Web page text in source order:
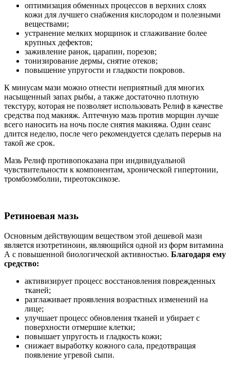
оптимизация обменных процессов в верхних слоях
кожи для лучшего снабжения кислородом и полезными
веществами;
устранение мелких морщинок и сглаживание более
крупных дефектов;
заживление ранок, царапин, порезов;
тонизирование дермы, снятие отеков;
повышение упругости и гладкости покровов.
К минусам мази можно отнести неприятный для многих
насыщенный запах рыбы, а также достаточно плотную
текстуру, которая не позволяет использовать Релиф в качестве
средства под макияж. Аптечную мазь против морщин лучше
всего наносить на ночь после снятия макияжа. Один сеанс
длится неделю, после чего рекомендуется сделать перерыв на
такой же срок.
Мазь Релиф противопоказана при индивидуальной
чувствительности к компонентам, хронической гипертонии,
тромбоэмболии, тиреотоксикозе.
Ретиноевая мазь
Основным действующим веществом этой дешевой мази
является изотретиноин, являющийся одной из форм витамина
А с повышенной биологической активностью. Благодаря ему
средство:
активизирует процесс восстановления поврежденных
тканей;
разглаживает проявления возрастных изменений на
лице;
улучшает процесс обновления тканей и убирает с
поверхности отмершие клетки;
повышает упругость и гладкость кожи;
снижает выработку кожного сала, предотвращая
появление угревой сыпи.